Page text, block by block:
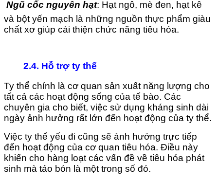
Ngũ cốc nguyên hạt: Hạt ngô, mè đen, hạt kê
và bột yến mạch là những nguồn thực phẩm giàu
chất xơ giúp cải thiện chức năng tiêu hóa.
2.4. Hỗ trợ ty thể
Ty thể chính là cơ quan sản xuất năng lượng cho
tất cả các hoạt động sống của tế bào. Các
chuyên gia cho biết, việc sử dụng kháng sinh dài
ngày ảnh hưởng rất lớn đến hoạt động của ty thể.
Việc ty thể yếu đi cũng sẽ ảnh hưởng trực tiếp
đến hoạt động của cơ quan tiêu hóa. Điều này
khiến cho hàng loạt các vấn đề về tiêu hóa phát
sinh mà táo bón là một trong số đó.